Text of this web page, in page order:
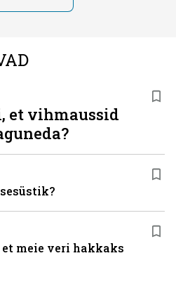
et vihmaussid
meie veri hakkaks